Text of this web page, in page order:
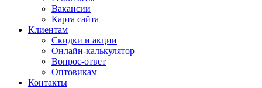
Вакансии
Карта сайта
Клиентам
Скидки и акции
Онлайн-калькулятор
Вопрос-ответ
Оптовикам
Контакты